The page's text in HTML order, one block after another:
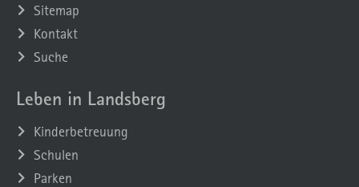
Sitemap
Kontakt
Suche
Leben in Landsberg
Kinderbetreuung
Schulen
Parken